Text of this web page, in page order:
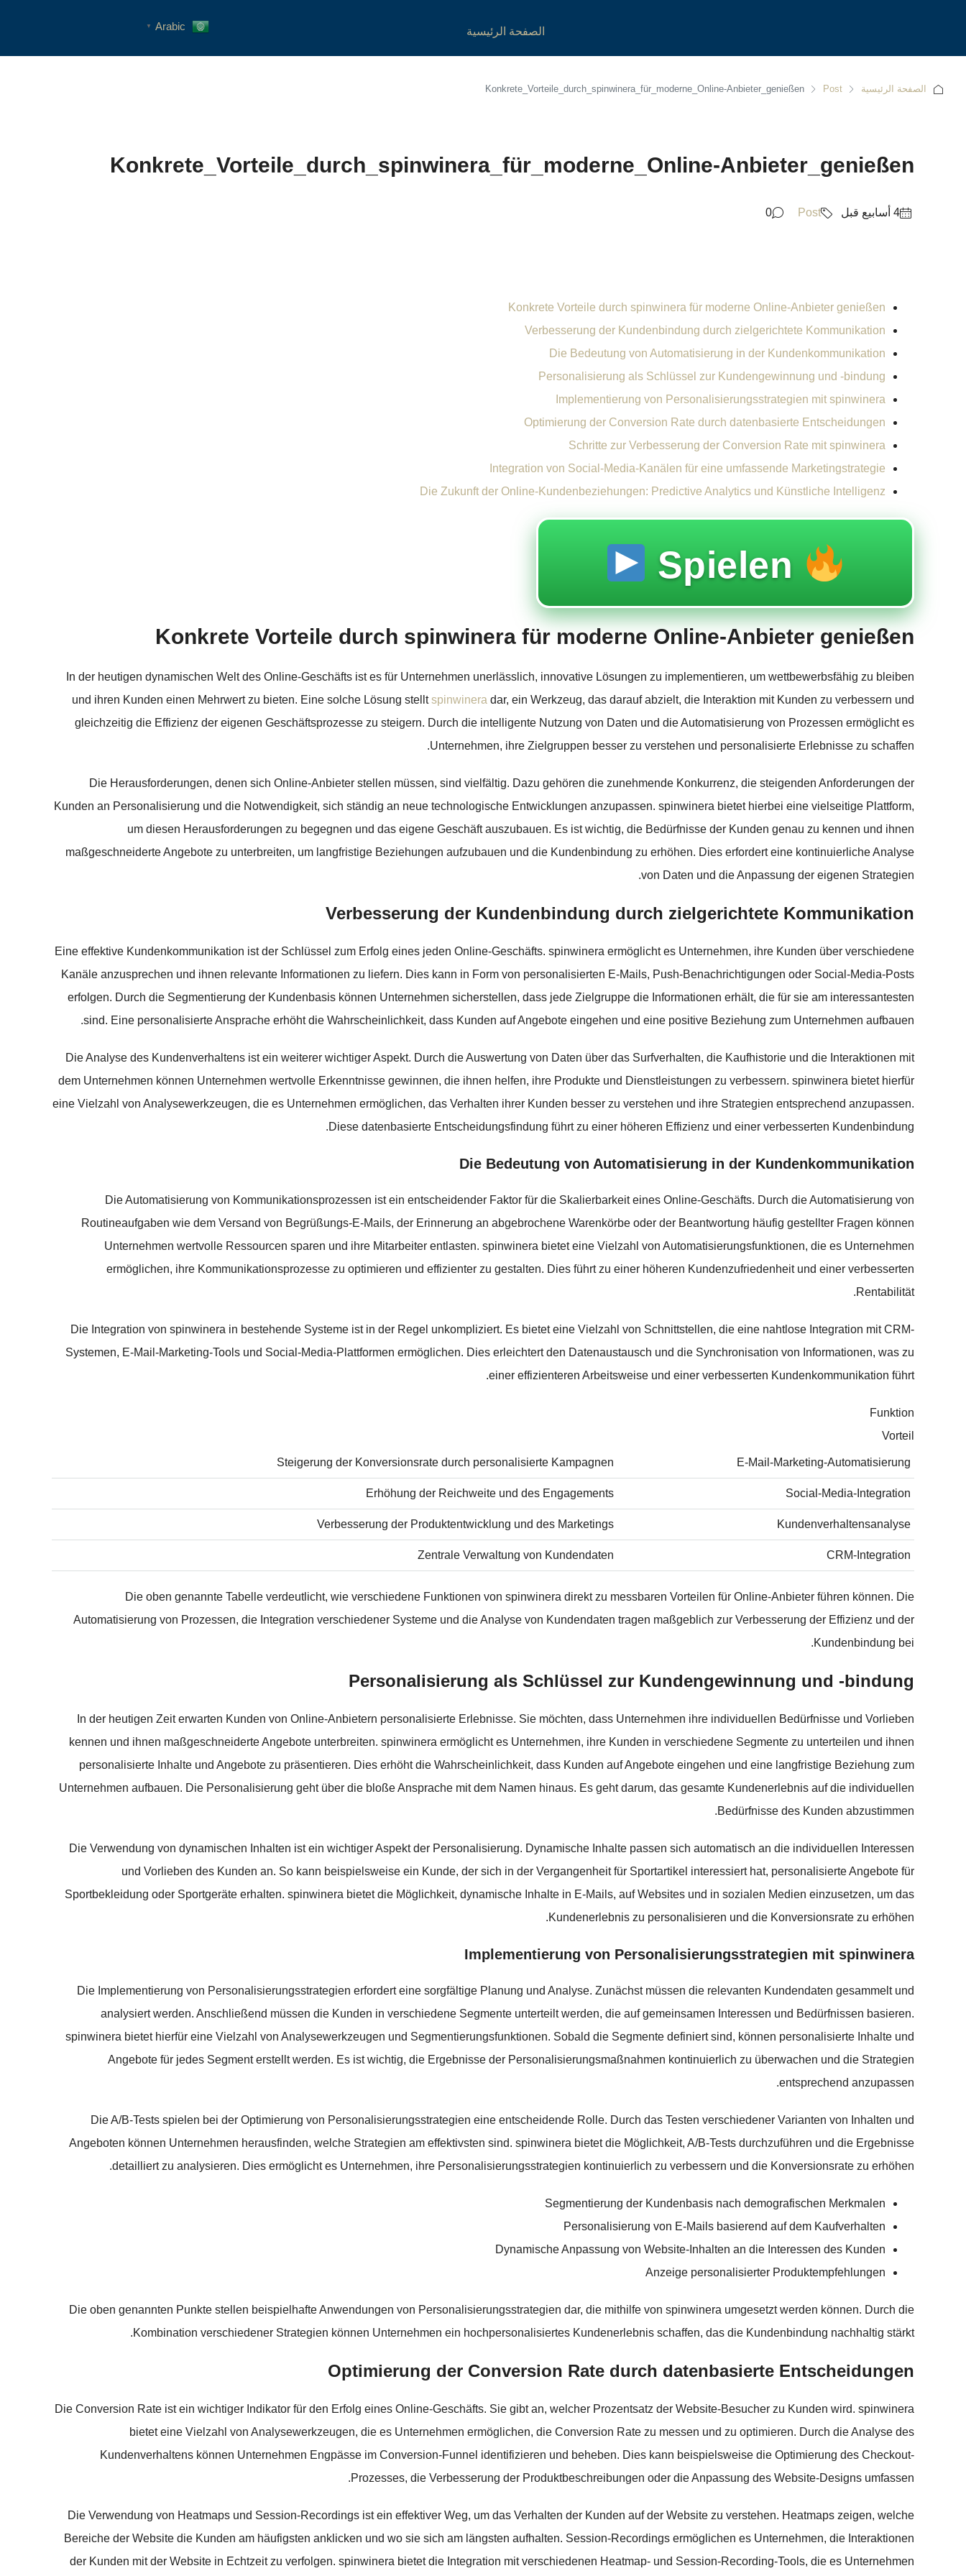
الصفحة الرئيسية Arabic
▼
الصفحة الرئيسية Post
Konkrete_Vorteile_durch_spinwinera_für_moderne_Online-Anbieter_genießen
Konkrete_Vorteile_durch_spinwinera_für_moderne_Online-Anbieter_genießen
Post
0
Konkrete Vorteile durch spinwinera für moderne Online-Anbieter genießen
Verbesserung der Kundenbindung durch zielgerichtete Kommunikation
Die Bedeutung von Automatisierung in der Kundenkommunikation
Personalisierung als Schlüssel zur Kundengewinnung und -bindung
Implementierung von Personalisierungsstrategien mit spinwinera
Optimierung der Conversion Rate durch datenbasierte Entscheidungen
Schritte zur Verbesserung der Conversion Rate mit spinwinera
Integration von Social-Media-Kanälen für eine umfassende Marketingstrategie
Die Zukunft der Online-Kundenbeziehungen: Predictive Analytics und Künstliche Intelligenz
Konkrete Vorteile durch spinwinera für moderne Online-Anbieter genießen
In der heutigen dynamischen Welt des Online-Geschäfts ist es für Unternehmen unerlässlich, innovative Lösungen zu implementieren, um wettbewerbsfähig zu bleiben
und ihren Kunden einen Mehrwert zu bieten. Eine solche Lösung stelltspinwinera dar, ein Werkzeug, das darauf abzielt, die Interaktion mit Kunden zu verbessern und
gleichzeitig die Effizienz der eigenen Geschäftsprozesse zu steigern. Durch die intelligente Nutzung von Daten und die Automatisierung von Prozessen ermöglicht es
Unternehmen, ihre Zielgruppen besser zu verstehen und personalisierte Erlebnisse zu schaffen.
Die Herausforderungen, denen sich Online-Anbieter stellen müssen, sind vielfältig. Dazu gehören die zunehmende Konkurrenz, die steigenden Anforderungen der
Kunden an Personalisierung und die Notwendigkeit, sich ständig an neue technologische Entwicklungen anzupassen. spinwinera bietet hierbei eine vielseitige Plattform,
um diesen Herausforderungen zu begegnen und das eigene Geschäft auszubauen. Es ist wichtig, die Bedürfnisse der Kunden genau zu kennen und ihnen
maßgeschneiderte Angebote zu unterbreiten, um langfristige Beziehungen aufzubauen und die Kundenbindung zu erhöhen. Dies erfordert eine kontinuierliche Analyse
von Daten und die Anpassung der eigenen Strategien.
Verbesserung der Kundenbindung durch zielgerichtete Kommunikation
Eine effektive Kundenkommunikation ist der Schlüssel zum Erfolg eines jeden Online-Geschäfts. spinwinera ermöglicht es Unternehmen, ihre Kunden über verschiedene
Kanäle anzusprechen und ihnen relevante Informationen zu liefern. Dies kann in Form von personalisierten E-Mails, Push-Benachrichtigungen oder Social-Media-Posts
erfolgen. Durch die Segmentierung der Kundenbasis können Unternehmen sicherstellen, dass jede Zielgruppe die Informationen erhält, die für sie am interessantesten
sind. Eine personalisierte Ansprache erhöht die Wahrscheinlichkeit, dass Kunden auf Angebote eingehen und eine positive Beziehung zum Unternehmen aufbauen.
Die Analyse des Kundenverhaltens ist ein weiterer wichtiger Aspekt. Durch die Auswertung von Daten über das Surfverhalten, die Kaufhistorie und die Interaktionen mit
dem Unternehmen können Unternehmen wertvolle Erkenntnisse gewinnen, die ihnen helfen, ihre Produkte und Dienstleistungen zu verbessern. spinwinera bietet hierfür
eine Vielzahl von Analysewerkzeugen, die es Unternehmen ermöglichen, das Verhalten ihrer Kunden besser zu verstehen und ihre Strategien entsprechend anzupassen.
Diese datenbasierte Entscheidungsfindung führt zu einer höheren Effizienz und einer verbesserten Kundenbindung.
Die Bedeutung von Automatisierung in der Kundenkommunikation
Die Automatisierung von Kommunikationsprozessen ist ein entscheidender Faktor für die Skalierbarkeit eines Online-Geschäfts. Durch die Automatisierung von
Routineaufgaben wie dem Versand von Begrüßungs-E-Mails, der Erinnerung an abgebrochene Warenkörbe oder der Beantwortung häufig gestellter Fragen können
Unternehmen wertvolle Ressourcen sparen und ihre Mitarbeiter entlasten. spinwinera bietet eine Vielzahl von Automatisierungsfunktionen, die es Unternehmen
ermöglichen, ihre Kommunikationsprozesse zu optimieren und effizienter zu gestalten. Dies führt zu einer höheren Kundenzufriedenheit und einer verbesserten
Rentabilität.
Die Integration von spinwinera in bestehende Systeme ist in der Regel unkompliziert. Es bietet eine Vielzahl von Schnittstellen, die eine nahtlose Integration mit CRM-
Systemen, E-Mail-Marketing-Tools und Social-Media-Plattformen ermöglichen. Dies erleichtert den Datenaustausch und die Synchronisation von Informationen, was zu
einer effizienteren Arbeitsweise und einer verbesserten Kundenkommunikation führt.
Funktion
Vorteil
E-Mail-Marketing-Automatisierung
Steigerung der Konversionsrate durch personalisierte Kampagnen
Social-Media-Integration
Erhöhung der Reichweite und des Engagements
Kundenverhaltensanalyse
Verbesserung der Produktentwicklung und des Marketings
CRM-Integration
Zentrale Verwaltung von Kundendaten
Die oben genannte Tabelle verdeutlicht, wie verschiedene Funktionen von spinwinera direkt zu messbaren Vorteilen für Online-Anbieter führen können. Die
Automatisierung von Prozessen, die Integration verschiedener Systeme und die Analyse von Kundendaten tragen maßgeblich zur Verbesserung der Effizienz und der
Kundenbindung bei.
Personalisierung als Schlüssel zur Kundengewinnung und -bindung
In der heutigen Zeit erwarten Kunden von Online-Anbietern personalisierte Erlebnisse. Sie möchten, dass Unternehmen ihre individuellen Bedürfnisse und Vorlieben
kennen und ihnen maßgeschneiderte Angebote unterbreiten. spinwinera ermöglicht es Unternehmen, ihre Kunden in verschiedene Segmente zu unterteilen und ihnen
personalisierte Inhalte und Angebote zu präsentieren. Dies erhöht die Wahrscheinlichkeit, dass Kunden auf Angebote eingehen und eine langfristige Beziehung zum
Unternehmen aufbauen. Die Personalisierung geht über die bloße Ansprache mit dem Namen hinaus. Es geht darum, das gesamte Kundenerlebnis auf die individuellen
Bedürfnisse des Kunden abzustimmen.
Die Verwendung von dynamischen Inhalten ist ein wichtiger Aspekt der Personalisierung. Dynamische Inhalte passen sich automatisch an die individuellen Interessen
und Vorlieben des Kunden an. So kann beispielsweise ein Kunde, der sich in der Vergangenheit für Sportartikel interessiert hat, personalisierte Angebote für
Sportbekleidung oder Sportgeräte erhalten. spinwinera bietet die Möglichkeit, dynamische Inhalte in E-Mails, auf Websites und in sozialen Medien einzusetzen, um das
Kundenerlebnis zu personalisieren und die Konversionsrate zu erhöhen.
Implementierung von Personalisierungsstrategien mit spinwinera
Die Implementierung von Personalisierungsstrategien erfordert eine sorgfältige Planung und Analyse. Zunächst müssen die relevanten Kundendaten gesammelt und
analysiert werden. Anschließend müssen die Kunden in verschiedene Segmente unterteilt werden, die auf gemeinsamen Interessen und Bedürfnissen basieren.
spinwinera bietet hierfür eine Vielzahl von Analysewerkzeugen und Segmentierungsfunktionen. Sobald die Segmente definiert sind, können personalisierte Inhalte und
Angebote für jedes Segment erstellt werden. Es ist wichtig, die Ergebnisse der Personalisierungsmaßnahmen kontinuierlich zu überwachen und die Strategien
entsprechend anzupassen.
Die A/B-Tests spielen bei der Optimierung von Personalisierungsstrategien eine entscheidende Rolle. Durch das Testen verschiedener Varianten von Inhalten und
Angeboten können Unternehmen herausfinden, welche Strategien am effektivsten sind. spinwinera bietet die Möglichkeit, A/B-Tests durchzuführen und die Ergebnisse
detailliert zu analysieren. Dies ermöglicht es Unternehmen, ihre Personalisierungsstrategien kontinuierlich zu verbessern und die Konversionsrate zu erhöhen.
Segmentierung der Kundenbasis nach demografischen Merkmalen
Personalisierung von E-Mails basierend auf dem Kaufverhalten
Dynamische Anpassung von Website-Inhalten an die Interessen des Kunden
Anzeige personalisierter Produktempfehlungen
Die oben genannten Punkte stellen beispielhafte Anwendungen von Personalisierungsstrategien dar, die mithilfe von spinwinera umgesetzt werden können. Durch die
Kombination verschiedener Strategien können Unternehmen ein hochpersonalisiertes Kundenerlebnis schaffen, das die Kundenbindung nachhaltig stärkt.
Optimierung der Conversion Rate durch datenbasierte Entscheidungen
Die Conversion Rate ist ein wichtiger Indikator für den Erfolg eines Online-Geschäfts. Sie gibt an, welcher Prozentsatz der Website-Besucher zu Kunden wird. spinwinera
bietet eine Vielzahl von Analysewerkzeugen, die es Unternehmen ermöglichen, die Conversion Rate zu messen und zu optimieren. Durch die Analyse des
Kundenverhaltens können Unternehmen Engpässe im Conversion-Funnel identifizieren und beheben. Dies kann beispielsweise die Optimierung des Checkout-
Prozesses, die Verbesserung der Produktbeschreibungen oder die Anpassung des Website-Designs umfassen.
Die Verwendung von Heatmaps und Session-Recordings ist ein effektiver Weg, um das Verhalten der Kunden auf der Website zu verstehen. Heatmaps zeigen, welche
Bereiche der Website die Kunden am häufigsten anklicken und wo sie sich am längsten aufhalten. Session-Recordings ermöglichen es Unternehmen, die Interaktionen
der Kunden mit der Website in Echtzeit zu verfolgen. spinwinera bietet die Integration mit verschiedenen Heatmap- und Session-Recording-Tools, die es Unternehmen